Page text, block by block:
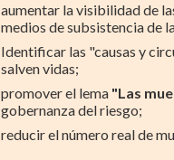
aumentar la visibilidad de
medios de subsistencia de
Identificar las "causas y
salven vidas;
promover el lema "Las
gobernanza del riesgo;
reducir el número real de